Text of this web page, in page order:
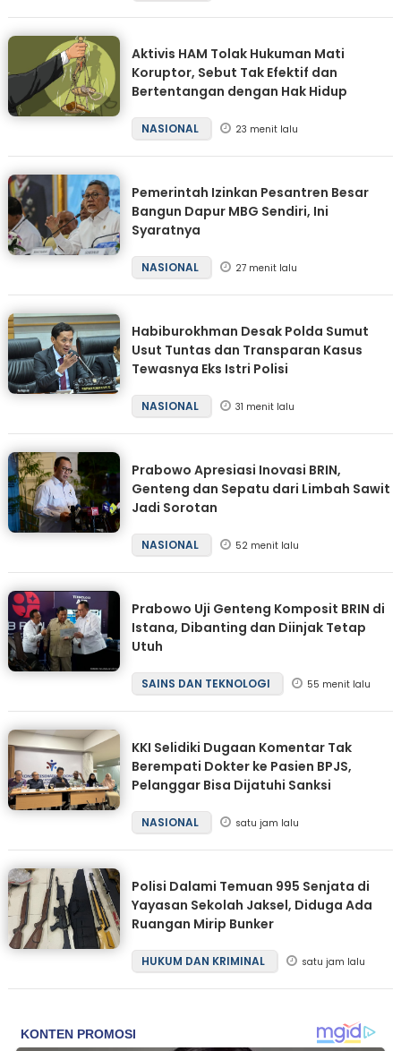
Aktivis HAM Tolak Hukuman Mati
Koruptor, Sebut Tak Efektif dan
Bertentangan dengan Hak Hidup
NASIONAL 23 menit lalu
Pemerintah Izinkan Pesantren Besar
Bangun Dapur MBG Sendiri, Ini
Syaratnya
NASIONAL 27 menit lalu
Habiburokhman Desak Polda Sumut
Usut Tuntas dan Transparan Kasus
Tewasnya Eks Istri Polisi
NASIONAL 31 menit lalu
Prabowo Apresiasi Inovasi BRIN,
Genteng dan Sepatu dari Limbah Sawit
Jadi Sorotan
NASIONAL 52 menit lalu
Prabowo Uji Genteng Komposit BRIN di
Istana, Dibanting dan Diinjak Tetap
Utuh
SAINS DAN TEKNOLOGI 55 menit lalu
KKI Selidiki Dugaan Komentar Tak
Berempati Dokter ke Pasien BPJS,
Pelanggar Bisa Dijatuhi Sanksi
NASIONAL satu jam lalu
Polisi Dalami Temuan 995 Senjata di
Yayasan Sekolah Jaksel, Diduga Ada
Ruangan Mirip Bunker
HUKUM DAN KRIMINAL satu jam lalu